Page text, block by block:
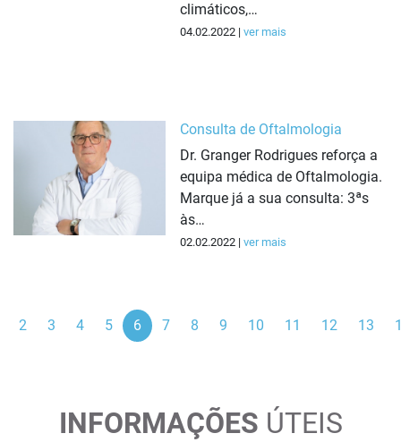
climáticos,…
04.02.2022 | ver mais
Consulta de Oftalmologia
Dr. Granger Rodrigues reforça a
equipa médica de Oftalmologia.
Marque já a sua consulta: 3ªs
às…
02.02.2022 | ver mais
2 3 4 5 6 7 8 9 10 11 12 13
INFORMAÇÕES ÚTEIS